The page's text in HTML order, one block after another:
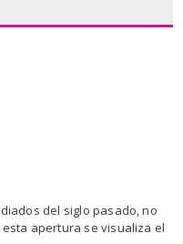
del siglo pasado, no
apertura se visualiza el